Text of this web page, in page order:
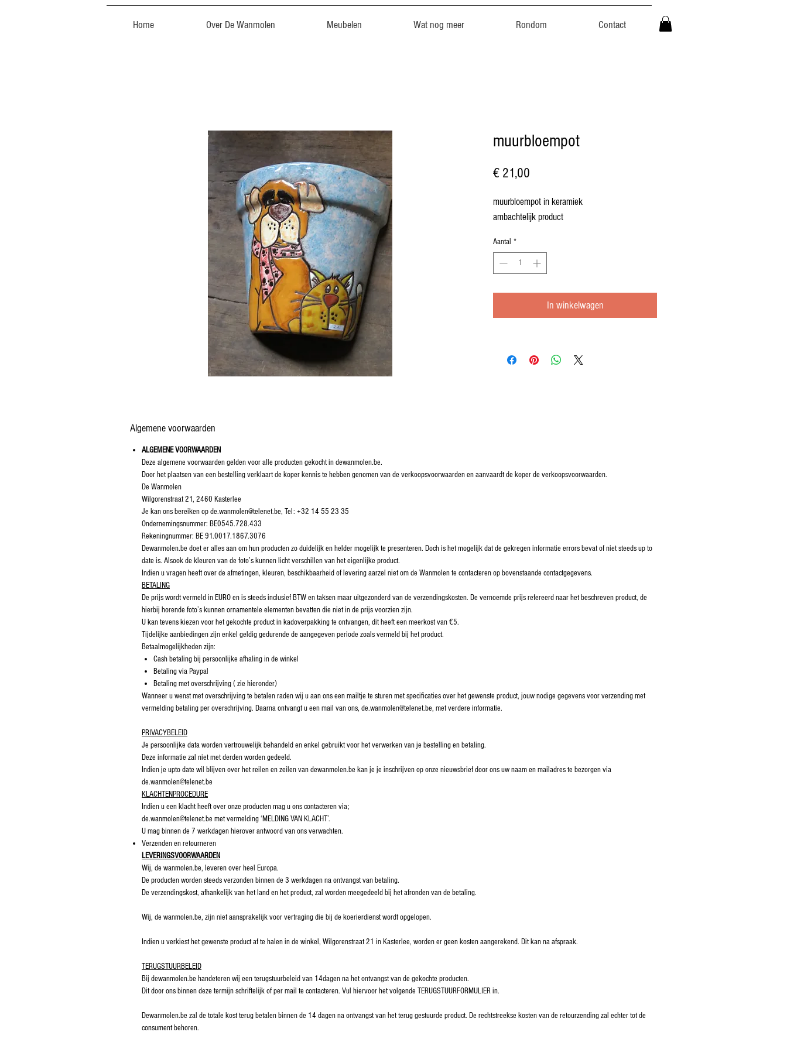
Home Over De Wanmolen Meubelen Wat nog meer Rondom Contact
muurbloempot
€ 21,00
muurbloempot in keramiek
ambachtelijk product
Aantal *
In winkelwagen
Algemene voorwaarden
ALGEMENE VOORWAARDEN
Deze algemene voorwaarden gelden voor alle producten gekocht in dewanmolen.be.
Door het plaatsen van een bestelling verklaart de koper kennis te hebben genomen van de verkoopsvoorwaarden en aanvaardt de koper de verkoopsvoorwaarden.
De Wanmolen
Wilgorenstraat 21, 2460 Kasterlee
Je kan ons bereiken op de.wanmolen@telenet.be, Tel: +32 14 55 23 35
Ondernemingsnummer: BE0545.728.433
Rekeningnummer: BE 91.0017.1867.3076
Dewanmolen.be doet er alles aan om hun producten zo duidelijk en helder mogelijk te presenteren. Doch is het mogelijk dat de gekregen informatie errors bevat of niet steeds up to
date is. Alsook de kleuren van de foto’s kunnen licht verschillen van het eigenlijke product.
Indien u vragen heeft over de afmetingen, kleuren, beschikbaarheid of levering aarzel niet om de Wanmolen te contacteren op bovenstaande contactgegevens.
BETALING
De prijs wordt vermeld in EURO en is steeds inclusief BTW en taksen maar uitgezonderd van de verzendingskosten. De vernoemde prijs refereerd naar het beschreven product, de
hierbij horende foto’s kunnen ornamentele elementen bevatten die niet in de prijs voorzien zijn.
U kan tevens kiezen voor het gekochte product in kadoverpakking te ontvangen, dit heeft een meerkost van €5.
Tijdelijke aanbiedingen zijn enkel geldig gedurende de aangegeven periode zoals vermeld bij het product.
Betaalmogelijkheden zijn:
Cash betaling bij persoonlijke afhaling in de winkel
Betaling via Paypal
Betaling met overschrijving ( zie hieronder)
Wanneer u wenst met overschrijving te betalen raden wij u aan ons een mailtje te sturen met specificaties over het gewenste product, jouw nodige gegevens voor verzending met
vermelding betaling per overschrijving. Daarna ontvangt u een mail van ons, de.wanmolen@telenet.be, met verdere informatie.
PRIVACYBELEID
Je persoonlijke data worden vertrouwelijk behandeld en enkel gebruikt voor het verwerken van je bestelling en betaling.
Deze informatie zal niet met derden worden gedeeld.
Indien je upto date wil blijven over het reilen en zeilen van dewanmolen.be kan je je inschrijven op onze nieuwsbrief door ons uw naam en mailadres te bezorgen via
de.wanmolen@telenet.be
KLACHTENPROCEDURE
Indien u een klacht heeft over onze producten mag u ons contacteren via;
de.wanmolen@telenet.be met vermelding ‘MELDING VAN KLACHT’.
U mag binnen de 7 werkdagen hierover antwoord van ons verwachten.
Verzenden en retourneren
LEVERINGSVOORWAARDEN
Wij, de wanmolen.be, leveren over heel Europa.
De producten worden steeds verzonden binnen de 3 werkdagen na ontvangst van betaling.
De verzendingskost, afhankelijk van het land en het product, zal worden meegedeeld bij het afronden van de betaling.
Wij, de wanmolen.be, zijn niet aansprakelijk voor vertraging die bij de koerierdienst wordt opgelopen.
Indien u verkiest het gewenste product af te halen in de winkel, Wilgorenstraat 21 in Kasterlee, worden er geen kosten aangerekend. Dit kan na afspraak.
TERUGSTUURBELEID
Bij dewanmolen.be handeteren wij een terugstuurbeleid van 14dagen na het ontvangst van de gekochte producten.
Dit door ons binnen deze termijn schriftelijk of per mail te contacteren. Vul hiervoor het volgende TERUGSTUURFORMULIER in.
Dewanmolen.be zal de totale kost terug betalen binnen de 14 dagen na ontvangst van het terug gestuurde product. De rechtstreekse kosten van de retourzending zal echter tot de
consument behoren.